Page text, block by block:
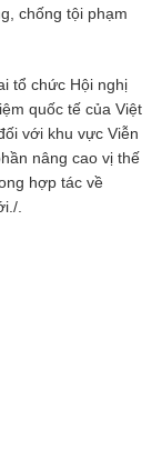
chống tội phạm
tổ chức Hội nghị
quốc tế của Việt
với khu vực Viễn
nâng cao vị thế
hợp tác về
.